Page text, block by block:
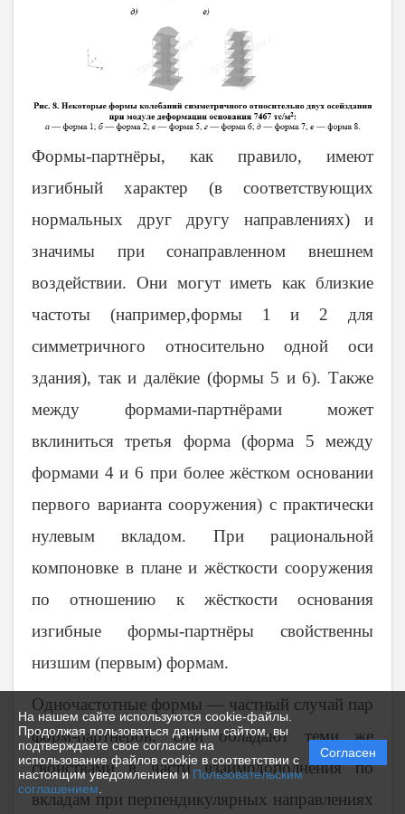
На нашем сайте используются cookie-файлы.
Продолжая пользоваться данным сайтом, вы
подтверждаете свое согласие на
использование файлов cookie в соответствии с
настоящим уведомлением и Пользовательским
соглашением
Согласен
Формы-партнёры, как правило, имеют
изгибный характер (в соответствующих
нормальных друг другу направлениях) и
значимы при сонаправленном внешнем
воздействии. Они могут иметь как близкие
частоты (например,формы 1 и 2 для
симметричного относительно одной оси
здания), так и далёкие (формы 5 и 6). Также
между формами-партнёрами может
вклиниться третья форма (форма 5 между
формами 4 и 6 при более жёстком основании
первого варианта сооружения) с практически
нулевым вкладом. При рациональной
компоновке в плане и жёсткости сооружения
по отношению к жёсткости основания
изгибные формы-партнёры свойственны
низшим (первым) формам.
Одночастотные формы — частный случай пар
форм-партнёров. Они обладают теми же
свойствами в части взаимодополнения по
вкладам при перпендикулярных направлениях